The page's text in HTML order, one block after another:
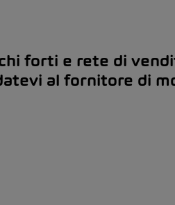
forti e rete di
al fornitore di